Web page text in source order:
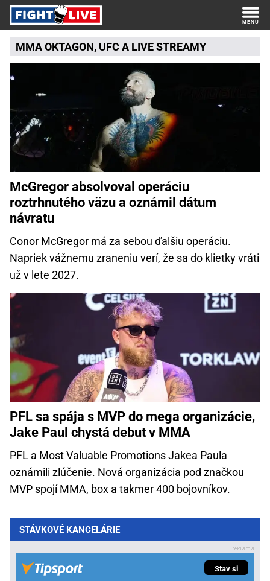
MMAOKTAGON, UFCA LIVE STREAMY
McGregor absolvoval operáciu
roztrhnutého väzu a oznámil dátum
návratu
Conor McGregor má za sebou ďalšiu operáciu.
Napriek vážnemu zraneniu verí, že sa do klietky vráti
už v lete 2027.
PFL sa spája s MVP do mega organizácie,
Jake Paul chystá debut v MMA
PFL a Most Valuable Promotions Jakea Paula
oznámili zlúčenie. Nová organizácia pod značkou
MVP spojí MMA, box a takmer 400 bojovníkov.
STÁVKOVÉ KANCELÁRIE
Stav si